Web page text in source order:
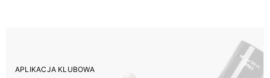
APLIKACJA KLUBOWA